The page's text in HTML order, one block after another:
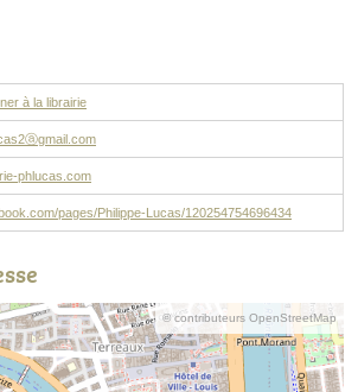
à la librairie
phlucas.com
pages/Philippe-Lucas/120254754696434
© contributeurs OpenStreetMap